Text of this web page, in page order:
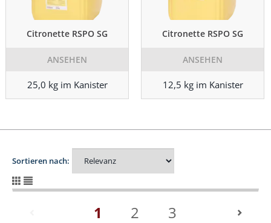
Citronette RSPO SG
ANSEHEN
25,0 kg im Kanister
Citronette RSPO SG
ANSEHEN
12,5 kg im Kanister
Sortieren nach:
1 (current)
2 3